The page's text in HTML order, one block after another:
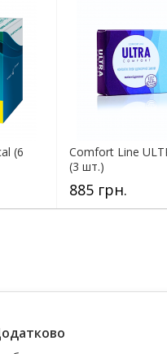
(6
Comfort Line
(3 шт.)
885 грн.